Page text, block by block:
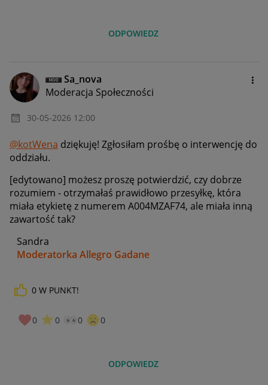
ODPOWIEDZ
Sa_nova
Moderacja Społeczności
‎30-05-2026 12:00
@kotWena dziękuję! Zgłosiłam prośbę o interwencję do
oddziału.
[edytowano] możesz proszę potwierdzić, czy dobrze
rozumiem - otrzymałaś prawidłowo przesyłkę, która
miała etykietę z numerem A004MZAF74, ale miała inną
zawartość tak?
Sandra
Moderatorka Allegro Gadane
0 W PUNKT!
0 0 0 0
ODPOWIEDZ